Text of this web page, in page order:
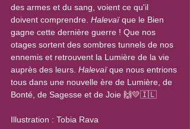
des armes et du sang, voient ce qu'il
doivent comprendre. Halevaï que le Bien
gagne cette dernière guerre ! Que nos
otages sortent des sombres tunnels de nos
ennemis et retrouvent la Lumière de la vie
auprès des leurs. Halevaï que nous entrions
tous dans une nouvelle ère de Lumière, de
Bonté, de Sagesse et de Joie 🙌💛🇮🇱
Illustration : Tobia Rava